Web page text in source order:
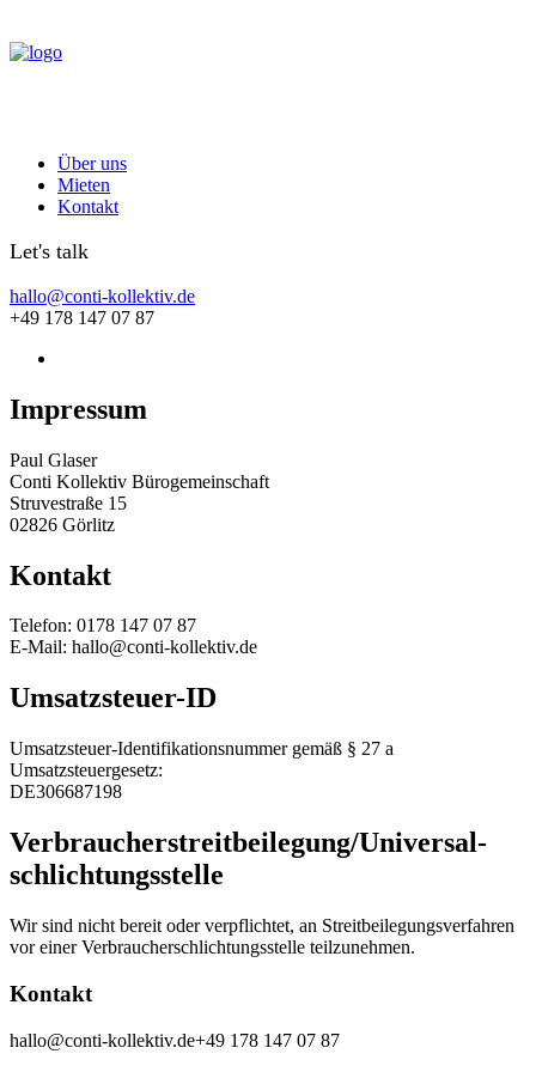
Über uns
Mieten
Kontakt
Let's talk
hallo@conti-kollektiv.de
+49 178 147 07 87
Impressum
Paul Glaser
Conti Kollektiv Bürogemeinschaft
Struvestraße 15
02826 Görlitz
Kontakt
Telefon: 0178 147 07 87
E-Mail: hallo@conti-kollektiv.de
Umsatzsteuer-ID
Umsatzsteuer-Identifikationsnummer gemäß § 27 a
Umsatzsteuergesetz:
DE306687198
Verbraucher­streit­beilegung/Universal­
schlichtungs­stelle
Wir sind nicht bereit oder verpflichtet, an Streitbeilegungsverfahren
vor einer Verbraucherschlichtungsstelle teilzunehmen.
Kontakt
hallo@conti-kollektiv.de+49 178 147 07 87